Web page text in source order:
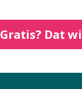
Gratis? Dat